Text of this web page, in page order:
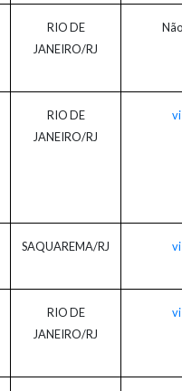
RIO DE
JANEIRO/RJ
RIO DE
JANEIRO/RJ
SAQUAREMA/RJ
RIO DE
JANEIRO/RJ